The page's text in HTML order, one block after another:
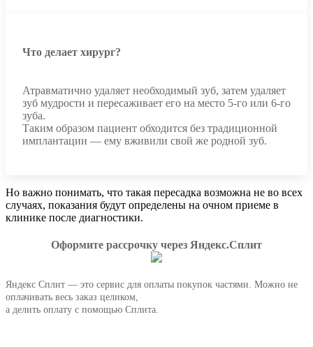
Что делает хирург?
Атравматично удаляет необходимый зуб, затем удаляет
зуб мудрости и пересаживает его на место 5-го или 6-го
зуба.
Таким образом пациент обходится без традиционной
имплантации — ему вживили свой же родной зуб.
Но важно понимать, что такая пересадка возможна не во всех
случаях, показания будут определены на очном приеме в
клинике после диагностики.
Оформите рассрочку через Яндекс.Сплит
Яндекс Cплит — это сервис для оплаты покупок частями. Можно не
оплачивать весь заказ целиком,
а делить оплату с помощью Сплита.